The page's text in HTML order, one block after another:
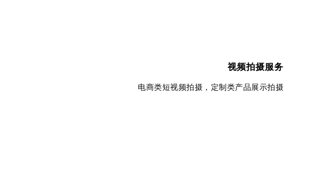
视频拍摄服务
电商类短视频拍摄，定制类产品展示拍摄